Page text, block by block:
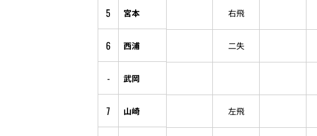
5 宮本 右飛
6 西浦 二失
- 武岡
7 山崎 左飛